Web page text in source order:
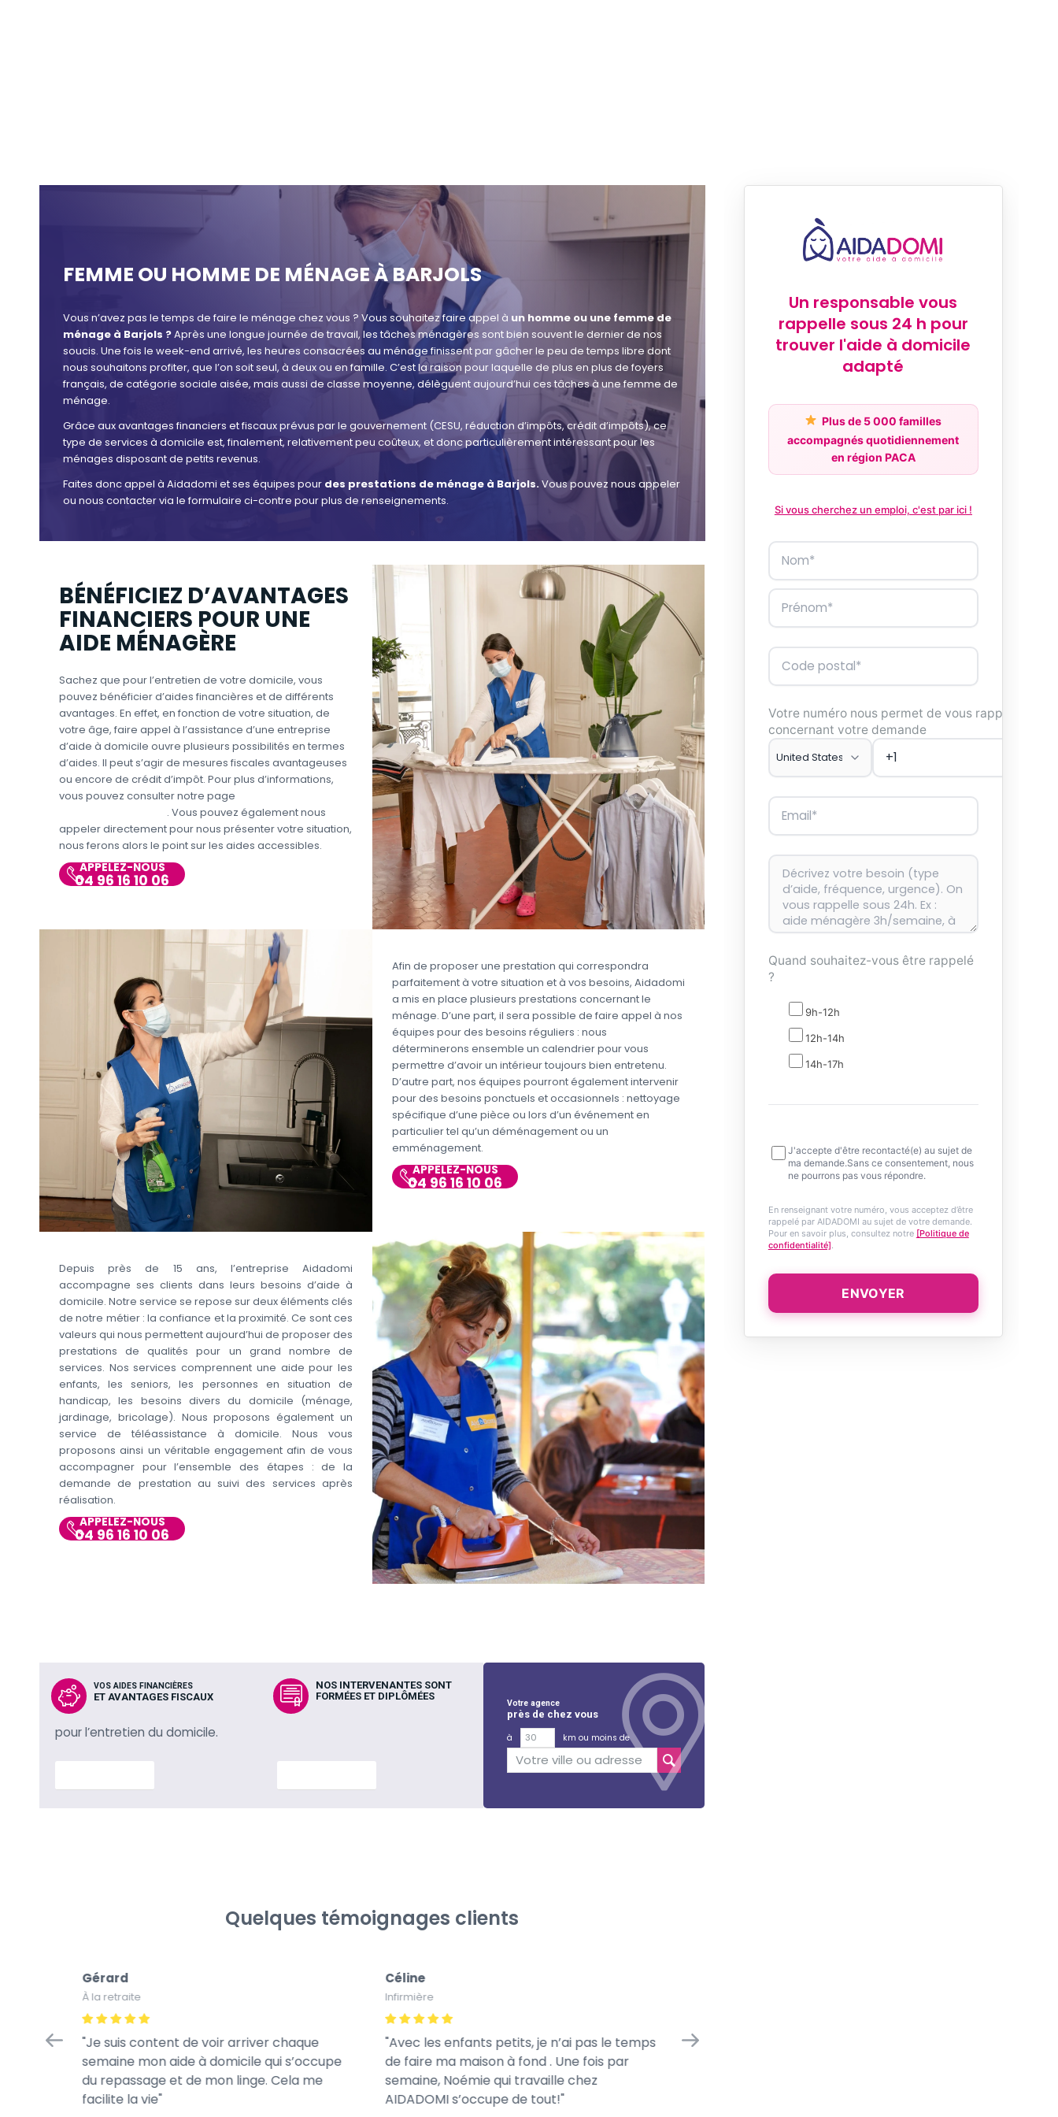
FEMME OU HOMME DE MÉNAGE À BARJOLS
Vous n’avez pas le temps de faire le ménage chez vous ? Vous souhaitez faire appel à un homme ou une femme de
ménage à Barjols ?Après une longue journée de travail, les tâches ménagères sont bien souvent le dernier de nos
soucis. Une fois le week-end arrivé, les heures consacrées au ménage finissent par gâcher le peu de temps libre dont
nous souhaitons profiter, que l’on soit seul, à deux ou en famille. C’est la raison pour laquelle de plus en plus de foyers
français, de catégorie sociale aisée, mais aussi de classe moyenne, délèguent aujourd’hui ces tâches à une femme de
ménage.
Grâce aux avantages financiers et fiscaux prévus par le gouvernement (CESU, réduction d’impôts, crédit d’impôts), ce
type de services à domicile est, finalement, relativement peu coûteux, et donc particulièrement intéressant pour les
ménages disposant de petits revenus.
Faites donc appel à Aidadomi et ses équipes pour des prestations de ménage à Barjols.Vous pouvez nous appeler
ou nous contacter via le formulaire ci-contre pour plus de renseignements.
BÉNÉFICIEZ D’AVANTAGES
FINANCIERS POUR UNE
AIDE MÉNAGÈRE
Sachez que pour l’entretien de votre domicile, vous
pouvez bénéficier d’aides financières et de différents
avantages. En effet, en fonction de votre situation, de
votre âge, faire appel à l’assistance d’une entreprise
d’aide à domicile ouvre plusieurs possibilités en termes
d’aides. Il peut s’agir de mesures fiscales avantageuses
ou encore de crédit d’impôt. Pour plus d’informations,
vous pouvez consulter notre page
. Vous pouvez également nous
appeler directement pour nous présenter votre situation,
nous ferons alors le point sur les aides accessibles.
APPELEZ-NOUS
04 96 16 10 06
Afin de proposer une prestation qui correspondra
parfaitement à votre situation et à vos besoins, Aidadomi
a mis en place plusieurs prestations concernant le
ménage. D’une part, il sera possible de faire appel à nos
équipes pour des besoins réguliers : nous
déterminerons ensemble un calendrier pour vous
permettre d’avoir un intérieur toujours bien entretenu.
D’autre part, nos équipes pourront également intervenir
pour des besoins ponctuels et occasionnels : nettoyage
spécifique d’une pièce ou lors d’un événement en
particulier tel qu’un déménagement ou un
emménagement.
APPELEZ-NOUS
04 96 16 10 06
Depuis près de 15 ans, l’entreprise Aidadomi
accompagne ses clients dans leurs besoins d’aide à
domicile. Notre service se repose sur deux éléments clés
de notre métier : la confiance et la proximité. Ce sont ces
valeurs qui nous permettent aujourd’hui de proposer des
prestations de qualités pour un grand nombre de
services. Nos services comprennent une aide pour les
enfants, les seniors, les personnes en situation de
handicap, les besoins divers du domicile (ménage,
jardinage, bricolage). Nous proposons également un
service de téléassistance à domicile. Nous vous
proposons ainsi un véritable engagement afin de vous
accompagner pour l’ensemble des étapes : de la
demande de prestation au suivi des services après
réalisation.
APPELEZ-NOUS
04 96 16 10 06
VOS AIDES FINANCIÈRES
ET AVANTAGES FISCAUX
pour l’entretien du domicile.
NOS INTERVENANTES SONT
FORMÉES ET DIPLÔMÉES
Votre agence
près de chez vous
à
km ou moins de
Quelques témoignages clients
Gérard
À la retraite
Je suis content de voir arriver chaque
semaine mon aide à domicile qui s’occupe
du repassage et de mon linge. Cela me
facilite la vie
Céline
Infirmière
Avec les enfants petits, je n’ai pas le temps
de faire ma maison à fond . Une fois par
semaine, Noémie qui travaille chez
AIDADOMI s’occupe de tout!
Mes petits-enfants viennent passer le
Un responsable vous
rappelle sous 24 h pour
trouver l'aide à domicile
adapté
Plus de 5 000 familles
accompagnés quotidiennement
en région PACA
Si vous cherchez un emploi, c'est par ici !
Votre numéro nous permet de vous rappeler
concernant votre demande
Quand souhaitez-vous être rappelé
?
9h-12h
12h-14h
14h-17h
J'accepte d'être recontacté(e) au sujet de
ma demande.Sans ce consentement, nous
ne pourrons pas vous répondre.
En renseignant votre numéro, vous acceptez d’être
rappelé par AIDADOMI au sujet de votre demande.
Pour en savoir plus, consultez notre [Politique de
confidentialité]